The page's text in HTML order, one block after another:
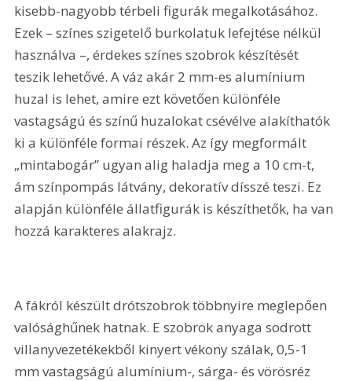
kisebb-nagyobb térbeli figurák megalkotásához.
Ezek – színes szigetelő burkolatuk lefejtése nélkül
használva –, érdekes színes szobrok készítését
teszik lehetővé. A váz akár 2 mm-es alumínium
huzal is lehet, amire ezt követően különféle
vastagságú és színű huzalokat csévélve alakíthatók
ki a különféle formai részek. Az így megformált
„mintabogár” ugyan alig haladja meg a 10 cm-t,
ám színpompás látvány, dekoratív dísszé teszi. Ez
alapján különféle állatfigurák is készíthetők, ha van
hozzá karakteres alakrajz.
A fákról készült drótszobrok többnyire meglepően
valósághűnek hatnak. E szobrok anyaga sodrott
villanyvezetékekből kinyert vékony szálak, 0,5-1
mm vastagságú alumínium-, sárga- és vörösréz